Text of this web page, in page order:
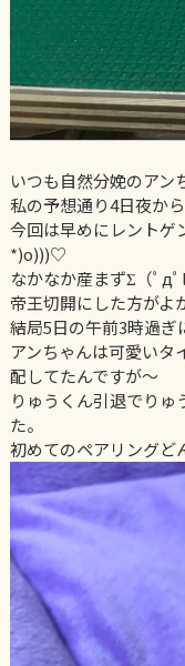
いつも自然分娩のアン
私の予想通り4日夜か
今回は早めにレント
*)o)))♡
なかなか産まずΣ（ﾟдﾟ
帝王切開にした方がよ
結局5日の午前3時過ぎ
アンちゃんは可愛いタ
配してたんですが〜
りゅうくん引退でり
た。
初めてのペアリングど